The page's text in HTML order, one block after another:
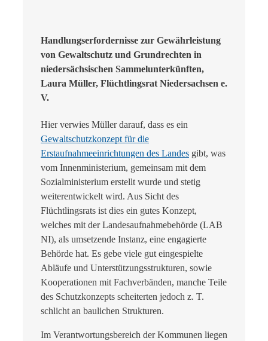
Handlungserfordernisse zur Gewährleistung
von Gewaltschutz und Grundrechten in
niedersächsischen Sammelunterkünften,
Laura Müller, Flüchtlingsrat Niedersachsen e.
V.
Hier verwies Müller darauf, dass es ein
Gewaltschutzkonzept für die
Erstaufnahmeeinrichtungen des Landes gibt, was
vom Innenministerium, gemeinsam mit dem
Sozialministerium erstellt wurde und stetig
weiterentwickelt wird. Aus Sicht des
Flüchtlingsrats ist dies ein gutes Konzept,
welches mit der Landesaufnahmebehörde (LAB
NI), als umsetzende Instanz, eine engagierte
Behörde hat. Es gebe viele gut eingespielte
Abläufe und Unterstützungsstrukturen, sowie
Kooperationen mit Fachverbänden, manche Teile
des Schutzkonzepts scheiterten jedoch z. T.
schlicht an baulichen Strukturen.
Im Verantwortungsbereich der Kommunen liegen